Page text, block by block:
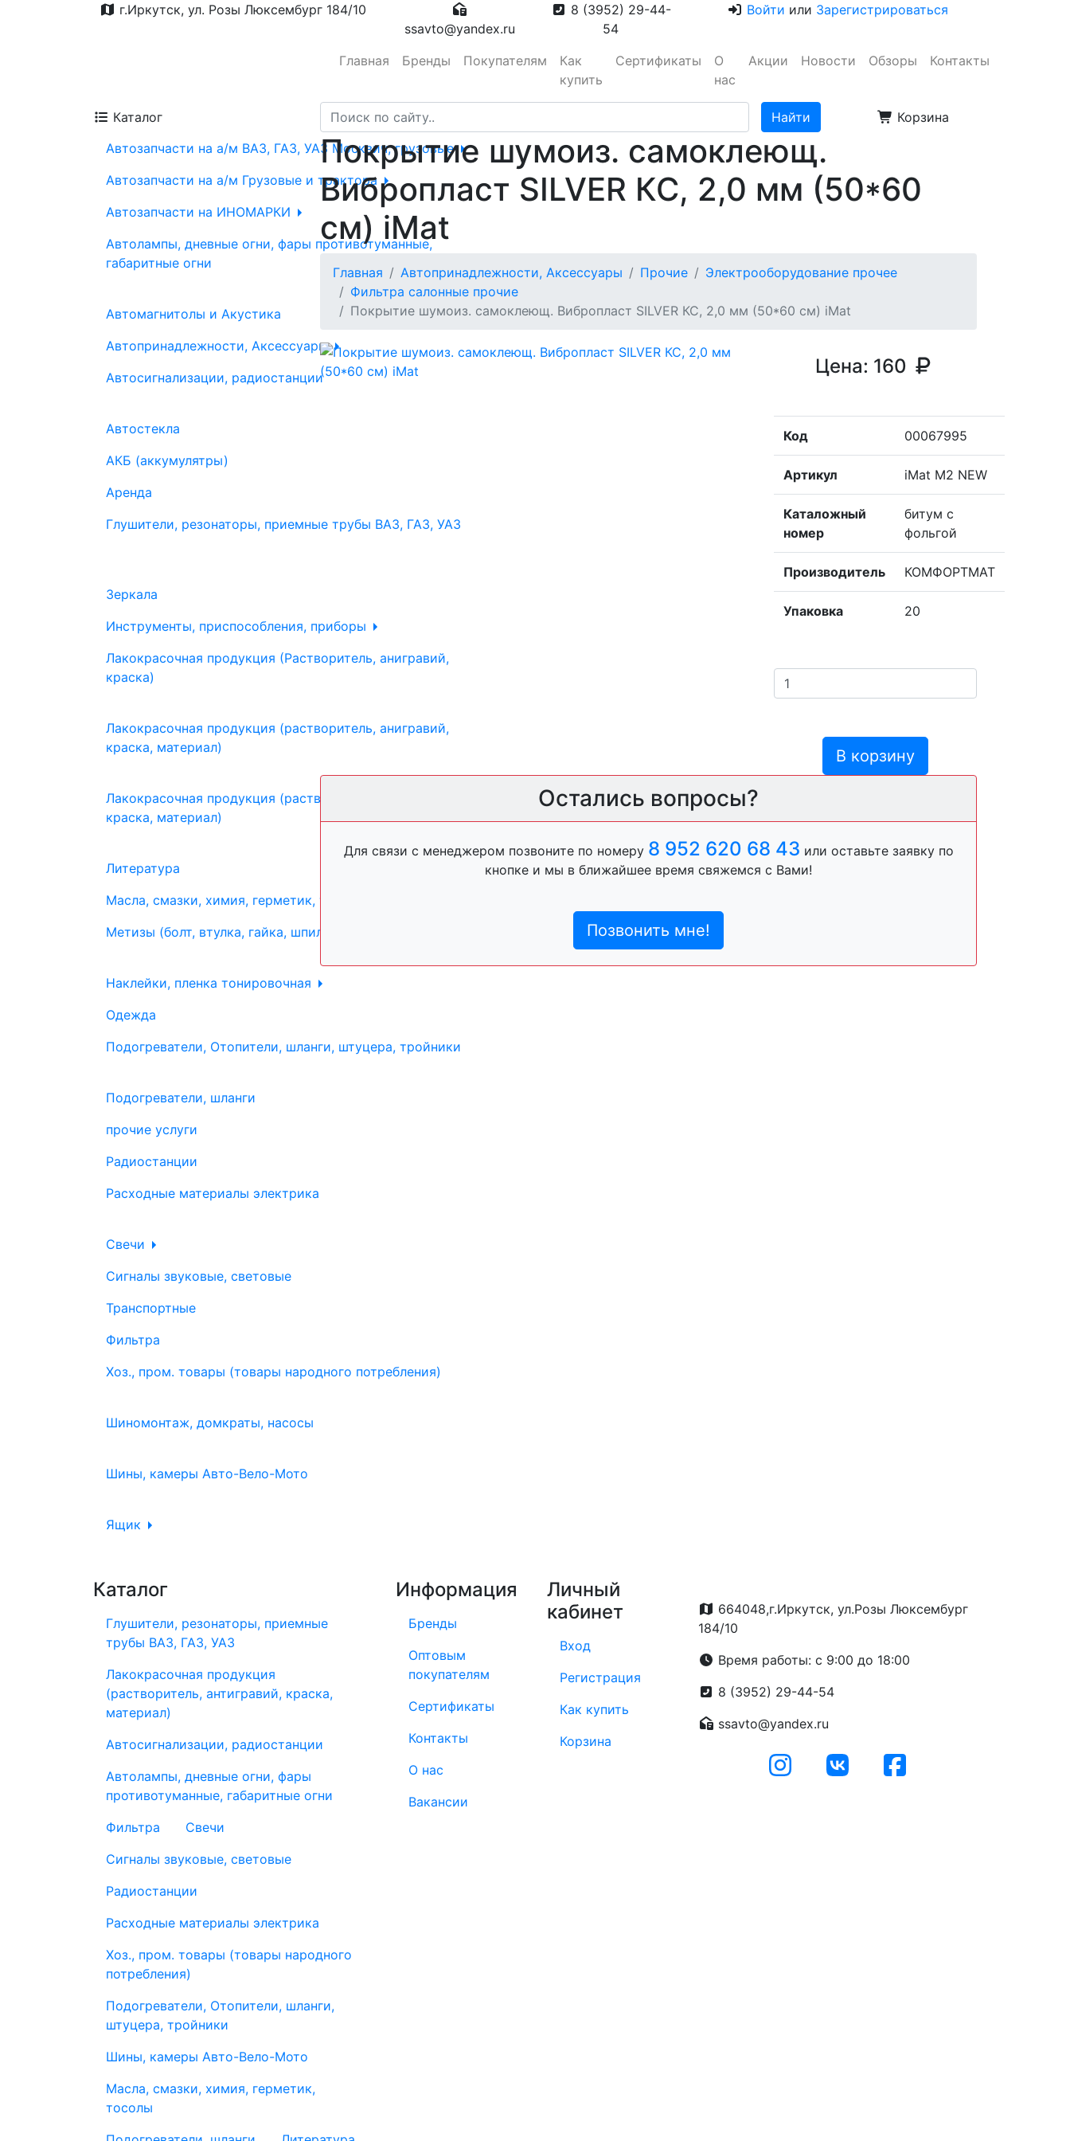
г.Иркутск, ул. Розы Люксембург 184/10
ssavto@yandex.ru
8 (3952) 29-44-
54
Войти или Зарегистрироваться
Главная Бренды Покупателям
Как
купить
Сертификаты
О
нас
Акции Новости Обзоры Контакты
Каталог
Корзина
Автозапчасти на а/м ВАЗ, ГАЗ, УАЗ Москвич, грузовые
Автозапчасти на а/м Грузовые и трактора
Автозапчасти на ИНОМАРКИ
Автолампы, дневные огни, фары противотуманные,
габаритные огни
Автомагнитолы и Акустика
Автопринадлежности, Аксессуары
Автосигнализации, радиостанции
Автостекла
АКБ (аккумулятры)
Аренда
Глушители, резонаторы, приемные трубы ВАЗ, ГАЗ, УАЗ
Зеркала
Инструменты, приспособления, приборы
Лакокрасочная продукция (Растворитель, анигравий,
краска)
Лакокрасочная продукция (растворитель, анигравий,
краска, материал)
Лакокрасочная продукция (растворитель, антигравий,
краска, материал)
Литература
Масла, смазки, химия, герметик, тосолы
Метизы (болт, втулка, гайка, шпилька, пистон)
Наклейки, пленка тонировочная
Одежда
Подогреватели, Отопители, шланги, штуцера, тройники
Подогреватели, шланги
прочие услуги
Радиостанции
Расходные материалы электрика
Свечи
Сигналы звуковые, световые
Транспортные
Фильтра
Хоз., пром. товары (товары народного потребления)
Шиномонтаж, домкраты, насосы
Шины, камеры Авто-Вело-Мото
Ящик
Покрытие шумоиз. самоклеющ.
Вибропласт SILVER КС, 2,0 мм (50*60
см) iMat
Главная Автопринадлежности, Аксессуары Прочие
Электрооборудование прочее
Фильтра салонные прочие
Покрытие шумоиз. самоклеющ. Вибропласт SILVER КС, 2,0 мм (50*60 см) iMat
Цена: 160
Код 00067995
Артикул iMat M2 NEW
Каталожный
номер
битум с
фольгой
Производитель КОМФОРТМАТ
Упаковка 20
В корзину
Остались вопросы?
Для связи с менеджером позвоните по номеру 8 952 620 68 43 или оставьте заявку по
кнопке и мы в ближайшее время свяжемся с Вами!
Позвонить мне!
Каталог
Глушители, резонаторы, приемные
трубы ВАЗ, ГАЗ, УАЗ
Лакокрасочная продукция
(растворитель, антигравий, краска,
материал)
Автосигнализации, радиостанции
Автолампы, дневные огни, фары
противотуманные, габаритные огни
Фильтра
Свечи
Сигналы звуковые, световые
Радиостанции
Расходные материалы электрика
Хоз., пром. товары (товары народного
потребления)
Подогреватели, Отопители, шланги,
штуцера, тройники
Шины, камеры Авто-Вело-Мото
Масла, смазки, химия, герметик,
тосолы
Информация
Бренды
Оптовым
покупателям
Сертификаты
Контакты
О нас
Вакансии
Личный
кабинет
Вход
Регистрация
Как купить
Корзина
664048,г.Иркутск, ул.Розы Люксембург
184/10
Время работы: с 9:00 до 18:00
8 (3952) 29-44-54
ssavto@yandex.ru